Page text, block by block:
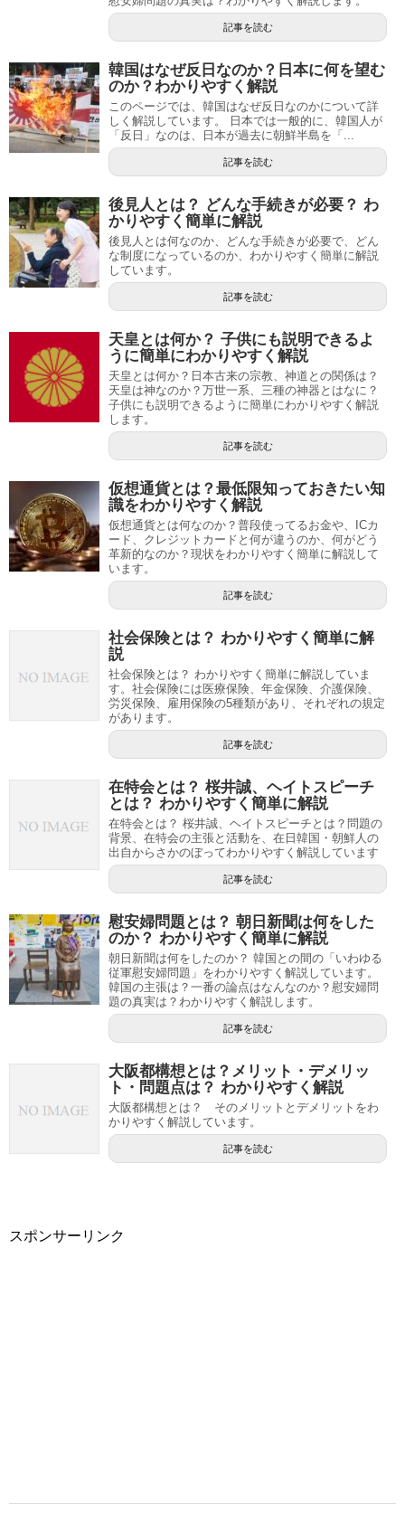
記事を読む
韓国はなぜ反日なのか？日本に何を望む
のか？わかりやすく解説
このページでは、韓国はなぜ反日なのかについて詳
しく解説しています。 日本では一般的に、韓国人が
「反日」なのは、日本が過去に朝鮮半島を「...
記事を読む
後見人とは？ どんな手続きが必要？ わ
かりやすく簡単に解説
後見人とは何なのか、どんな手続きが必要で、どん
な制度になっているのか、わかりやすく簡単に解説
しています。
記事を読む
天皇とは何か？ 子供にも説明できるよ
うに簡単にわかりやすく解説
天皇とは何か？日本古来の宗教、神道との関係は？
天皇は神なのか？万世一系、三種の神器とはなに？
子供にも説明できるように簡単にわかりやすく解説
します。
記事を読む
仮想通貨とは？最低限知っておきたい知
識をわかりやすく解説
仮想通貨とは何なのか？普段使ってるお金や、ICカ
ード、クレジットカードと何が違うのか、何がどう
革新的なのか？現状をわかりやすく簡単に解説して
います。
記事を読む
社会保険とは？ わかりやすく簡単に解
説
社会保険とは？ わかりやすく簡単に解説していま
す。社会保険には医療保険、年金保険、介護保険、
労災保険、雇用保険の5種類があり、それぞれの規定
があります。
記事を読む
在特会とは？ 桜井誠、ヘイトスピーチ
とは？ わかりやすく簡単に解説
在特会とは？ 桜井誠、ヘイトスピーチとは？問題の
背景、在特会の主張と活動を、在日韓国・朝鮮人の
出自からさかのぼってわかりやすく解説しています
記事を読む
慰安婦問題とは？ 朝日新聞は何をした
のか？ わかりやすく簡単に解説
朝日新聞は何をしたのか？ 韓国との間の「いわゆる
従軍慰安婦問題」をわかりやすく解説しています。
韓国の主張は？一番の論点はなんなのか？慰安婦問
題の真実は？わかりやすく解説します。
記事を読む
大阪都構想とは？メリット・デメリッ
ト・問題点は？ わかりやすく解説
大阪都構想とは？ そのメリットとデメリットをわ
かりやすく解説しています。
記事を読む
スポンサーリンク